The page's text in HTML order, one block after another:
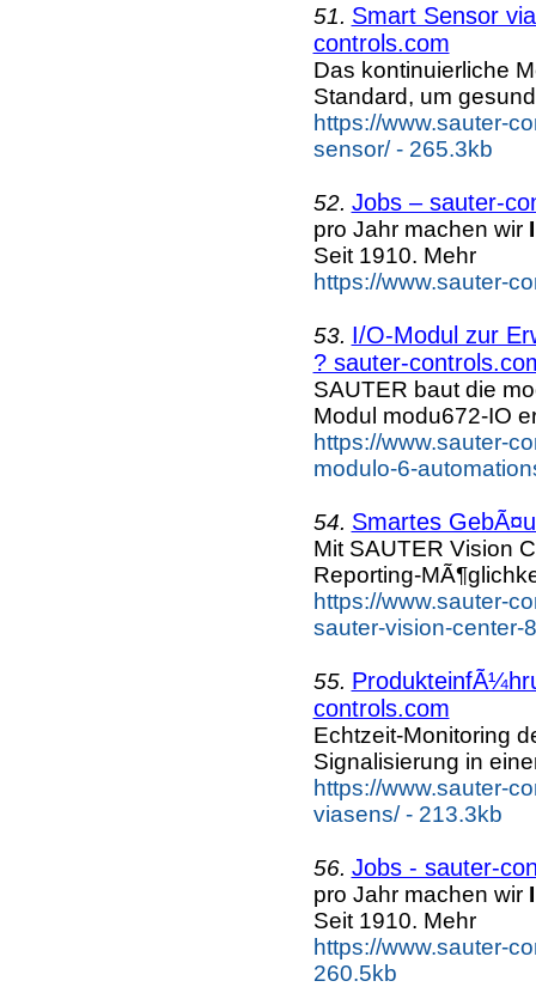
51. Smart Sensor
controls.com
Das kontinuierliche
Standard, um
https://www.sauter-
sensor/ - 265.3kb
52. Jobs – sauter-
pro Jahr machen wir
Seit 1910. Mehr
https://www.sauter-
53. I/O-Modul zur
? sauter-
SAUTER baut die
Modul modu672-IO
https://www.sauter-
modulo-6-
54. Smartes
Mit SAUTER Vision
Reporting-
https://www.sauter-
sauter-vision-center-
55.
controls.com
Echtzeit-Monitoring
Signalisierung in
https://www.sauter-
viasens/ - 213.3kb
56. Jobs - sauter-
pro Jahr machen wir
Seit 1910. Mehr
https://www.sauter-
260.5kb